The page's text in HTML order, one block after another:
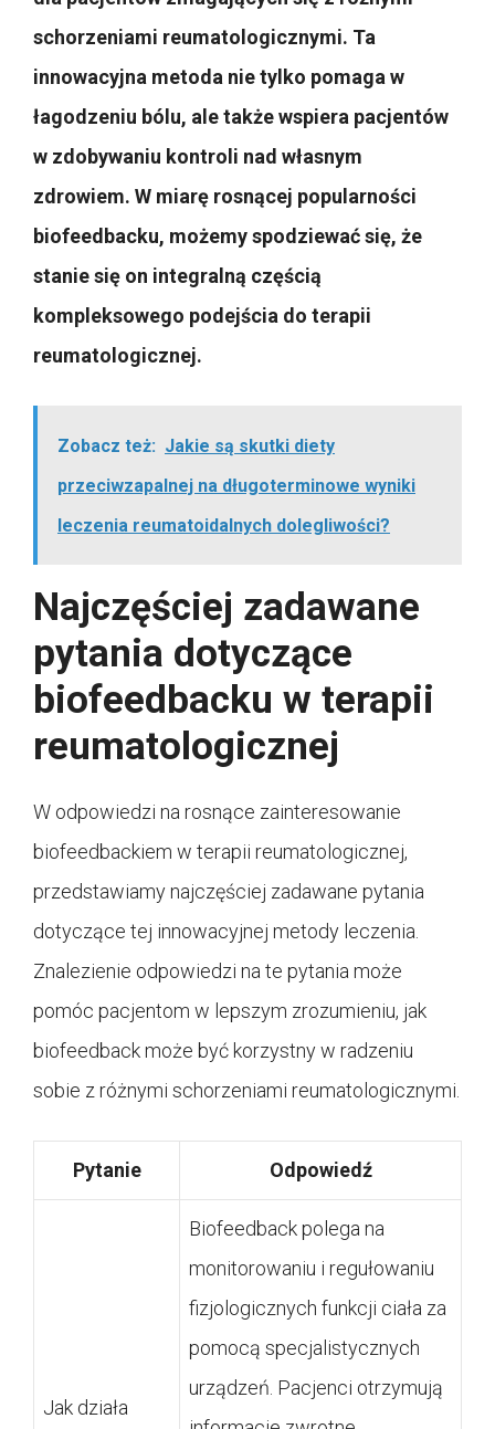
schorzeniami reumatologicznymi. Ta
innowacyjna metoda nie tylko pomaga w
łagodzeniu bólu, ale także wspiera pacjentów
w zdobywaniu kontroli nad własnym
zdrowiem. W miarę rosnącej popularności
biofeedbacku, możemy spodziewać się, że
stanie się on integralną częścią
kompleksowego podejścia do terapii
reumatologicznej.
Zobacz też: Jakie są skutki diety
przeciwzapalnej na długoterminowe wyniki
leczenia reumatoidalnych dolegliwości?
Najczęściej zadawane
pytania dotyczące
biofeedbacku w terapii
reumatologicznej
W odpowiedzi na rosnące zainteresowanie
biofeedbackiem w terapii reumatologicznej,
przedstawiamy najczęściej zadawane pytania
dotyczące tej innowacyjnej metody leczenia.
Znalezienie odpowiedzi na te pytania może
pomóc pacjentom w lepszym zrozumieniu, jak
biofeedback może być korzystny w radzeniu
sobie z różnymi schorzeniami reumatologicznymi.
Pytanie Odpowiedź
Jak działa
Biofeedback polega na
monitorowaniu i regułowaniu
fizjologicznych funkcji ciała za
pomocą specjalistycznych
urządzeń. Pacjenci otrzymują